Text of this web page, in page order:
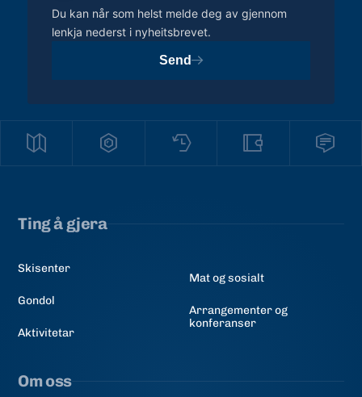
Du kan når som helst melde deg av gjennom
lenkja nederst i nyheitsbrevet.
Send
Ting å gjera
Skisenter
Gondol
Aktivitetar
Mat og sosialt
Arrangementer og
konferanser
Om oss